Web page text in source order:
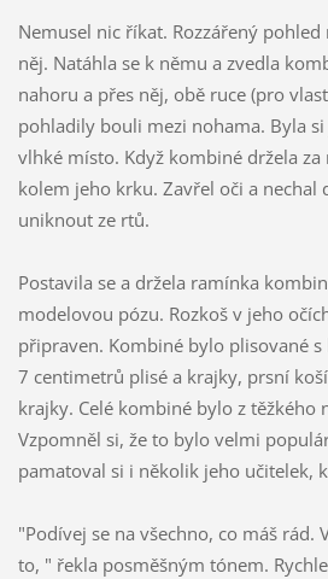
Nemusel nic říkat. Rozzářený
něj. Natáhla se k němu a zvedla
nahoru a přes něj, obě ruce (pro
pohladily bouli mezi nohama. Byla
vlhké místo. Když kombiné držela
kolem jeho krku. Zavřel oči a nechal
uniknout ze rtů.
Postavila se a držela ramínka
modelovou pózu. Rozkoš v jeho
připraven. Kombiné bylo plisované
7 centimetrů plisé a krajky, prsní
krajky. Celé kombiné bylo z těžkého
Vzpomněl si, že to bylo velmi
pamatoval si i několik jeho učitelek,
"Podívej se na všechno, co máš rád.
to, " řekla posměšným tónem.